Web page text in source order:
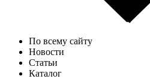
По всему сайту
Новости
Статьи
Каталог